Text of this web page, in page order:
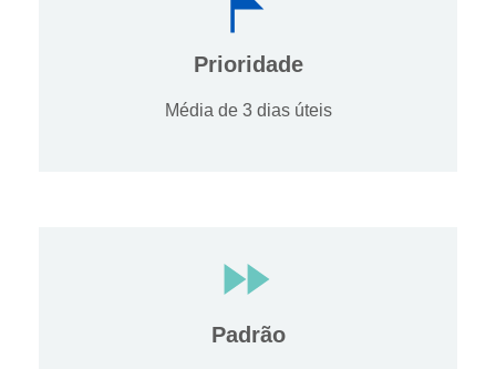
Prioridade
Média de 3 dias úteis
Padrão